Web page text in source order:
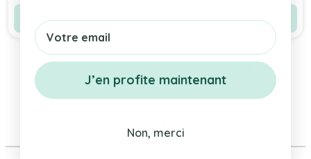
Voir le produit Voir le produit
Même Marque
Email
J’en profite maintenant
Non, merci